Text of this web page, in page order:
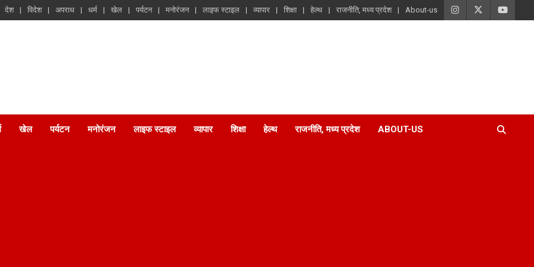
देश विदेश अपराध धर्म खेल पर्यटन मनोरंजन लाइफ स्टाइल व्यापार शिक्षा हेल्थ राजनीति, मध्य प्रदेश About-us
खेल पर्यटन मनोरंजन लाइफ स्टाइल व्यापार शिक्षा हेल्थ राजनीति, मध्य प्रदेश ABOUT-US